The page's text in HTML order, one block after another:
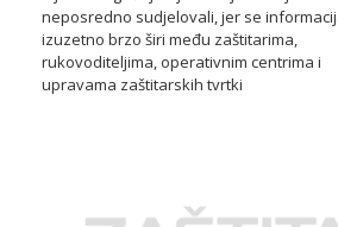
neposredno sudjelovali, jer se
izuzetno brzo širi među zaštitarima,
rukovoditeljima, operativnim centrima i
upravama zaštitarskih tvrtki